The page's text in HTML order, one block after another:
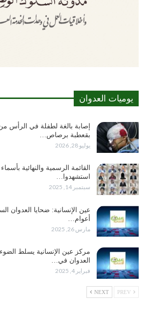
يوميات العدوان
إصابة بالغة لطفلة في الرأس
بقعطبة برصاص…
يوليو 28, 2026
القائمة الرسمية والنهائية
استشهدوا…
سبتمبر 14, 2025
أعوام…
مارس 26, 2025
مركز عين الإنسانية يسلط
العدوان في…
فبراير 4, 2025
NEXT